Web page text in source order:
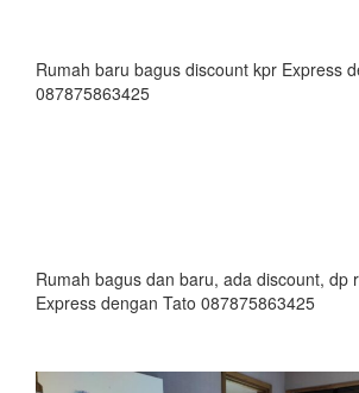
Rumah baru bagus discount kpr Express
087875863425
Rumah bagus dan baru, ada discount, dp
Express dengan Tato 087875863425